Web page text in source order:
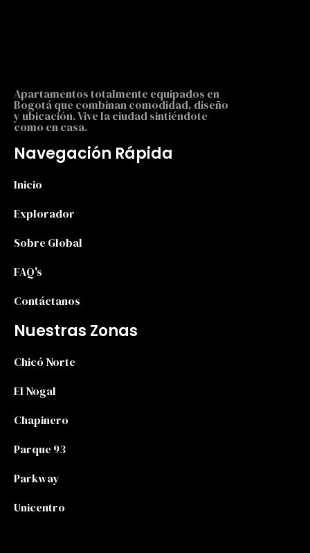
Apartamentos totalmente equipados en
Bogotá que combinan comodidad, diseño
y ubicación. Vive la ciudad sintiéndote
como en casa.
Navegación Rápida
Inicio
Explorador
Sobre Global
FAQ's
Contáctanos
Nuestras Zonas
Chicó Norte
El Nogal
Chapinero
Parque 93
Parkway
Unicentro